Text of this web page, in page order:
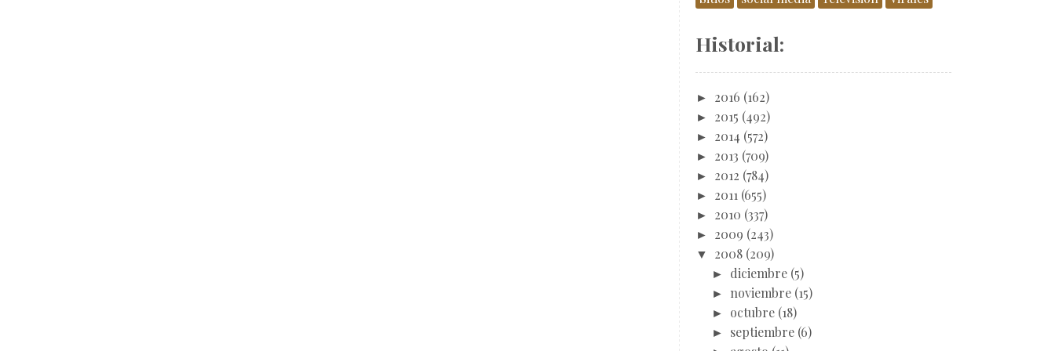
Historial:
► 2016 (162)
► 2015 (492)
► 2014 (572)
► 2013 (709)
► 2012 (784)
► 2011 (655)
► 2010 (337)
► 2009 (243)
▼ 2008 (209)
► diciembre (5)
► noviembre (15)
► octubre (18)
► septiembre (6)